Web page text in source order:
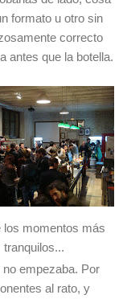
formato u otro sin
correcto
antes que la botella.
los momentos más
tranquilos...
empezaba. Por
al rato, y